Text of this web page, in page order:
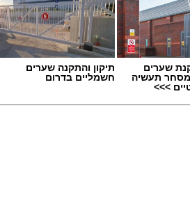
הנפרד בבת ים, ומעבירים את הרכוש שגנבו
שערים
תעשיה
>>>
תיקון והתקנה שערים
חשמליים בדרום